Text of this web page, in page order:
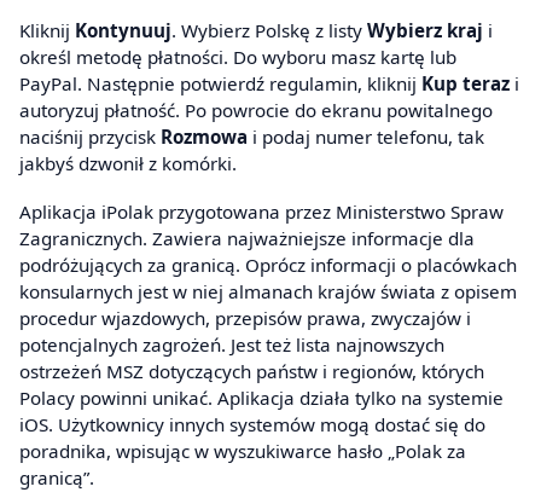
Kliknij Kontynuuj. Wybierz Polskę z listy Wybierz kraj i
określ metodę płatności. Do wyboru masz kartę lub
PayPal. Następnie potwierdź regulamin, kliknij Kup teraz i
autoryzuj płatność. Po powrocie do ekranu powitalnego
naciśnij przycisk Rozmowa i podaj numer telefonu, tak
jakbyś dzwonił z komórki.
Aplikacja iPolak przygotowana przez Ministerstwo Spraw
Zagranicznych. Zawiera najważniejsze informacje dla
podróżujących za granicą. Oprócz informacji o placówkach
konsularnych jest w niej almanach krajów świata z opisem
procedur wjazdowych, przepisów prawa, zwyczajów i
potencjalnych zagrożeń. Jest też lista najnowszych
ostrzeżeń MSZ dotyczących państw i regionów, których
Polacy powinni unikać. Aplikacja działa tylko na systemie
iOS. Użytkownicy innych systemów mogą dostać się do
poradnika, wpisując w wyszukiwarce hasło „Polak za
granicą”.